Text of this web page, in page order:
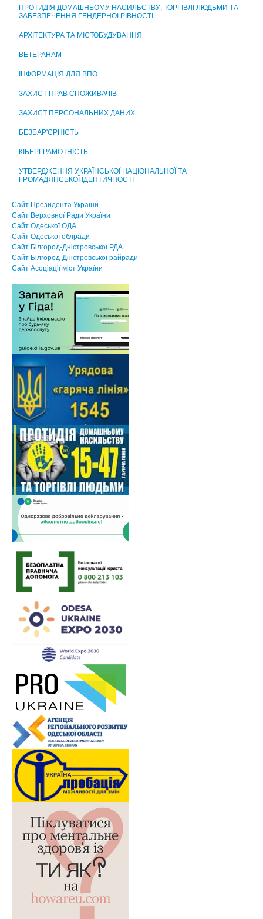
ПРОТИДІЯ ДОМАШНЬОМУ НАСИЛЬСТВУ, ТОРГІВЛІ ЛЮДЬМИ ТА
ЗАБЕЗПЕЧЕННЯ ГЕНДЕРНОЇ РІВНОСТІ
АРХІТЕКТУРА ТА МІСТОБУДУВАННЯ
ВЕТЕРАНАМ
ІНФОРМАЦІЯ ДЛЯ ВПО
ЗАХИСТ ПРАВ СПОЖИВАЧІВ
ЗАХИСТ ПЕРСОНАЛЬНИХ ДАНИХ
БЕЗБАР'ЄРНІСТЬ
КІБЕРГРАМОТНІСТЬ
УТВЕРДЖЕННЯ УКРАЇНСЬКОЇ НАЦІОНАЛЬНОЇ ТА
ГРОМАДЯНСЬКОЇ ІДЕНТИЧНОСТІ
Сайт Президента України
Сайт Верховної Ради України
Сайт Одеської ОДА
Сайт Одеської облради
Сайт Білгород-Дністровської РДА
Сайт Білгород-Дністровської райради
Сайт Асоцiацiї мiст України